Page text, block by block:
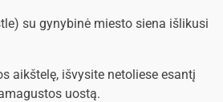
su gynybinė miesto siena išlikusi
aikštelę, išvysite netoliese esantį
uostą.